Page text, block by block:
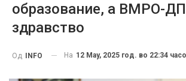
образование, а ВМРО-
здравство
Од INFO На 12 May, 2025 год. во 22:34